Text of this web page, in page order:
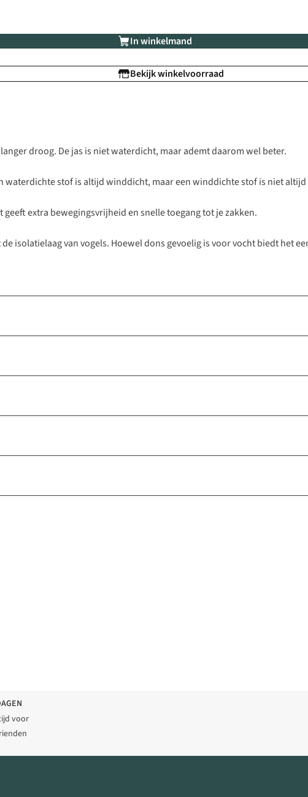
In winkelmand
Bekijk winkelvoorraad
droog. De jas is niet waterdicht, maar ademt daarom wel beter.
waterdichte stof is altijd winddicht, maar een winddichte stof is niet
extra bewegingsvrijheid en snelle toegang tot je zakken.
isolatielaag van vogels. Hoewel dons gevoelig is voor vocht biedt het
voor